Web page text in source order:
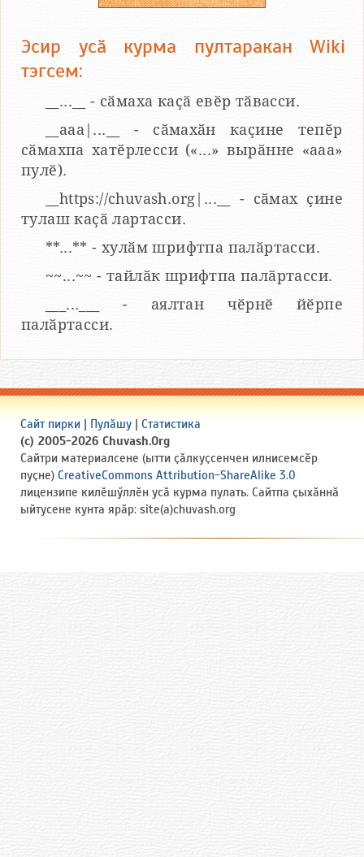
Эсир усӑ курма пултаракан Wiki
тэгсем:
__...__ - сӑмаха каҫӑ евӗр тӑвасси.
__aaa|...__ - сӑмахӑн каҫине тепӗр
сӑмахпа хатӗрлесси («...» вырӑнне «ааа»
пулӗ).
__https://chuvash.org|...__ - сӑмах ҫине
тулаш каҫӑ лартасси.
**...** - хулӑм шрифтпа палӑртасси.
~~...~~ - тайлӑк шрифтпа палӑртасси.
___...___ - аялтан чӗрнӗ йӗрпе
палӑртасси.
Сайт пирки | Пулӑшу | Статистика
(c) 2005-2026 Chuvash.Org
Сайтри материалсене (ытти ҫӑлкуҫсенчен илнисемсӗр
пуҫне) CreativeCommons Attribution-ShareAlike 3.0
лицензипе килӗшӳллӗн усӑ курма пулать. Сайтпа ҫыхӑннӑ
ыйтусене кунта ярӑр: site(a)chuvash.org